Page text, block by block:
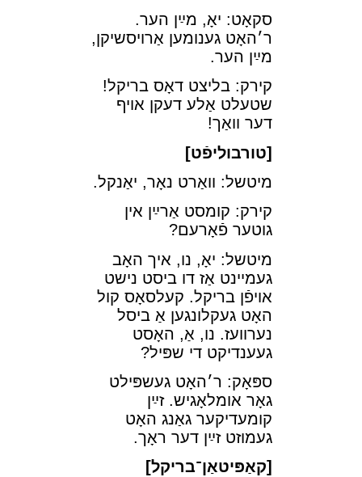
סקאָט: יאָ, מײַן הער.
ר׳האָט גענומען אַרױסשיקן,
מײַן הער.
קירק: בליצט דאָס בריקל!
שטעלט אַלע דעקן אױף
דער װאַך!
[טורבוליפֿט]
מיטשל: װאַרט נאָר, יאַנקל.
קירק: קומסט אַרײַן אין
גוטער פֿאָרעם?
מיטשל: יאָ, נו, איך האָב
געמײנט אַז דו ביסט נישט
אױפֿן בריקל. קעלסאָס קול
האָט געקלונגען אַ ביסל
נערװעז. נו, אַ, האָסט
געענדיקט די שפּיל?
ספּאָק: ר׳האָט געשפּילט
גאָר אומלאָגיש. זײַן
קומעדיקער גאַנג האָט
געמוזט זײַן דער ראָך.
[קאַפּיטאַן־בריקל]